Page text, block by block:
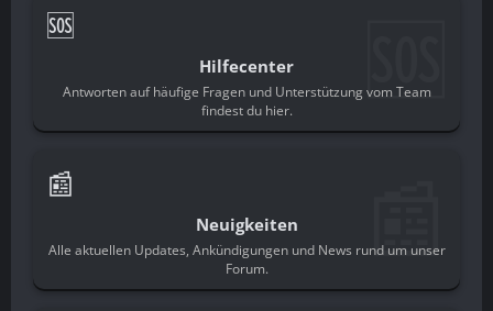
🆘
Hilfecenter
Antworten auf häufige Fragen und Unterstützung vom Team
findest du hier.
🆘
📰
Neuigkeiten
Alle aktuellen Updates, Ankündigungen und News rund um unser
Forum.
📰